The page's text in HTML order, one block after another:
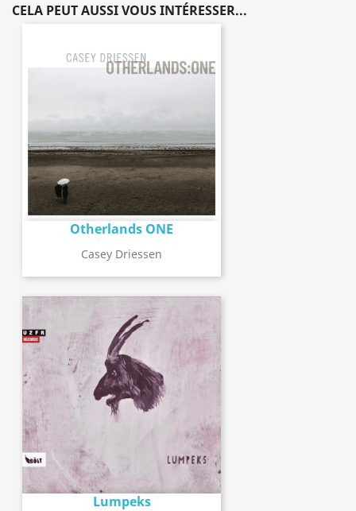
CELA PEUT AUSSI VOUS INTÉRESSER...
Otherlands ONE
Casey Driessen
Lumpeks